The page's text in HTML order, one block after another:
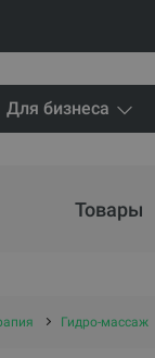
Для бизнеса
Товары
Гидро-массаж